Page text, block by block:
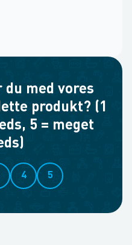
med vores
produkt? (1
5 = meget
4 5